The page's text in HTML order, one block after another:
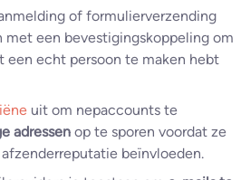
of formulierverzending
met een bevestigingskoppeling om
een echt persoon te maken hebt
uit om nepaccounts te
adressen op te sporen voordat ze
beïnvloeden.